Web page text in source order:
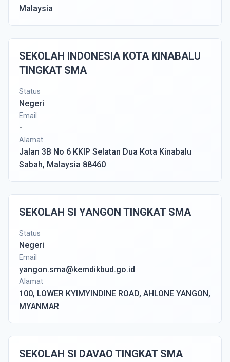
Malaysia
SEKOLAH INDONESIA KOTA KINABALU
TINGKAT SMA
Status
Negeri
Email
-
Alamat
Jalan 3B No 6 KKIP Selatan Dua Kota Kinabalu
Sabah, Malaysia 88460
SEKOLAH SI YANGON TINGKAT SMA
Status
Negeri
Email
yangon.sma@kemdikbud.go.id
Alamat
100, LOWER KYIMYINDINE ROAD, AHLONE YANGON,
MYANMAR
SEKOLAH SI DAVAO TINGKAT SMA